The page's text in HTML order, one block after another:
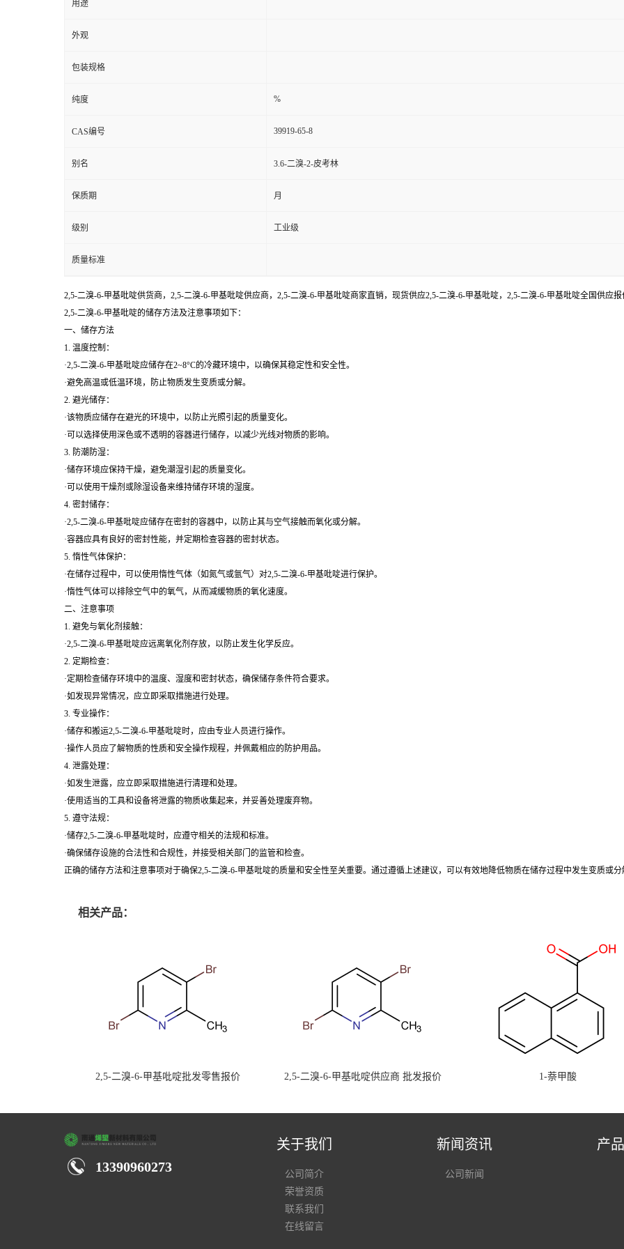
用途
外观
包装规格
纯度 %
CAS编号 39919-65-8
别名 3.6-二溴-2-皮考林
保质期 月
级别 工业级
质量标准
2,5-二溴-6-甲基吡啶供货商，2,5-二溴-6-甲基吡啶供应商，2,5-二溴-6-甲基吡啶商家直销，现货供应2,5-二溴-6-甲基吡啶，2,5-二溴-6-甲基吡啶全国供应
2,5-二溴-6-甲基吡啶的储存方法及注意事项如下：
一、储存方法
1. 温度控制：
·2,5-二溴-6-甲基吡啶应储存在2~8°C的冷藏环境中，以确保其稳定性和安全性。
·避免高温或低温环境，防止物质发生变质或分解。
2. 避光储存：
·该物质应储存在避光的环境中，以防止光照引起的质量变化。
·可以选择使用深色或不透明的容器进行储存，以减少光线对物质的影响。
3. 防潮防湿：
·储存环境应保持干燥，避免潮湿引起的质量变化。
·可以使用干燥剂或除湿设备来维持储存环境的湿度。
4. 密封储存：
·2,5-二溴-6-甲基吡啶应储存在密封的容器中，以防止其与空气接触而氧化或分解。
·容器应具有良好的密封性能，并定期检查容器的密封状态。
5. 惰性气体保护：
·在储存过程中，可以使用惰性气体（如氮气或氩气）对2,5-二溴-6-甲基吡啶进行保护。
·惰性气体可以排除空气中的氧气，从而减缓物质的氧化速度。
二、注意事项
1. 避免与氧化剂接触：
·2,5-二溴-6-甲基吡啶应远离氧化剂存放，以防止发生化学反应。
2. 定期检查：
·定期检查储存环境中的温度、湿度和密封状态，确保储存条件符合要求。
·如发现异常情况，应立即采取措施进行处理。
3. 专业操作：
·储存和搬运2,5-二溴-6-甲基吡啶时，应由专业人员进行操作。
·操作人员应了解物质的性质和安全操作规程，并佩戴相应的防护用品。
4. 泄露处理：
·如发生泄露，应立即采取措施进行清理和处理。
·使用适当的工具和设备将泄露的物质收集起来，并妥善处理废弃物。
5. 遵守法规：
·储存2,5-二溴-6-甲基吡啶时，应遵守相关的法规和标准。
·确保储存设施的合法性和合规性，并接受相关部门的监管和检查。
正确的储存方法和注意事项对于确保2,5-二溴-6-甲基吡啶的质量和安全性至关重要。通过遵循上述建议，可以有效地降低物质在储存过程中发生变质或分
相关产品：
2,5-二溴-6-甲基吡啶批发零售报价 2,5-二溴-6-甲基吡啶供应商 批发报价 1-萘甲酸
13390960273
关于我们
公司简介
荣誉资质
联系我们
在线留言
新闻资讯
公司新闻
产